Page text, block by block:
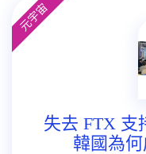
失去 FTX 支
韓國為何
元宇宙